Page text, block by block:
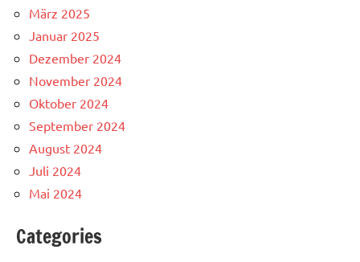
März 2025
Januar 2025
Dezember 2024
November 2024
Oktober 2024
September 2024
August 2024
Juli 2024
Mai 2024
Categories